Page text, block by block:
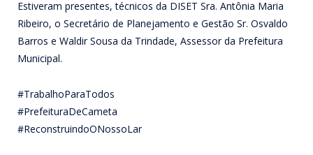
Estiveram presentes, técnicos da DISET Sra. Antônia Maria
Ribeiro, o Secretário de Planejamento e Gestão Sr. Osvaldo
Barros e Waldir Sousa da Trindade, Assessor da Prefeitura
Municipal.
#TrabalhoParaTodos
#PrefeituraDeCameta
#ReconstruindoONossoLar